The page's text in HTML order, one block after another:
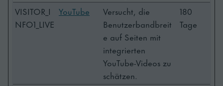
VISITOR_I
NFO1_LIVE
YouTube
Versucht, die
Benutzerbandbreit
e auf Seiten mit
integrierten
YouTube-Videos zu
schätzen.
180
Tage